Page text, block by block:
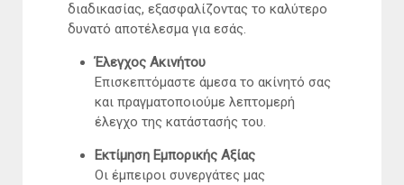
διαδικασίας, εξασφαλίζοντας το καλύτερο
δυνατό αποτέλεσμα για εσάς.
Έλεγχος Ακινήτου
Επισκεπτόμαστε άμεσα το ακίνητό σας
και πραγματοποιούμε λεπτομερή
έλεγχο της κατάστασής του.
Εκτίμηση Εμπορικής Αξίας
Οι έμπειροι συνεργάτες μας